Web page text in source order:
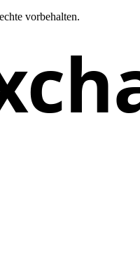
vorbehalten.